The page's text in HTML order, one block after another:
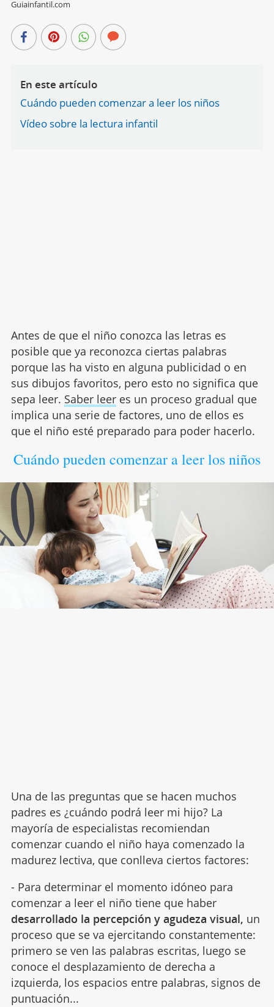
Guiainfantil.com
En este artículo
Cuándo pueden comenzar a leer los niños
Vídeo sobre la lectura infantil
Antes de que el niño conozca las letras es
posible que ya reconozca ciertas palabras
porque las ha visto en alguna publicidad o en
sus dibujos favoritos, pero esto no significa que
sepa leer. Saber leeres un proceso gradual que
implica una serie de factores, uno de ellos es
que el niño esté preparado para poder hacerlo.
Cuándo pueden comenzar a leer los niños
Una de las preguntas que se hacen muchos
padres es ¿cuándo podrá leer mi hijo? La
mayoría de especialistas recomiendan
comenzar cuando el niño haya comenzado la
madurez lectiva, que conlleva ciertos factores:
- Para determinar el momento idóneo para
comenzar a leer el niño tiene que haber
desarrollado la percepción y agudeza visual, un
proceso que se va ejercitando constantemente:
primero se ven las palabras escritas, luego se
conoce el desplazamiento de derecha a
izquierda, los espacios entre palabras, signos de
puntuación...